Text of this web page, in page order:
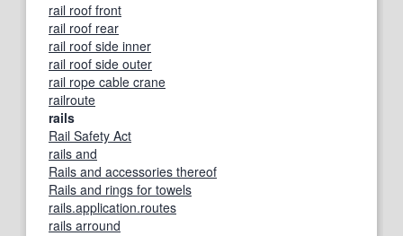
rail roof front
rail roof rear
rail roof side inner
rail roof side outer
rail rope cable crane
railroute
rails
Rail Safety Act
rails and
Rails and accessories thereof
Rails and rings for towels
rails.application.routes
rails arround